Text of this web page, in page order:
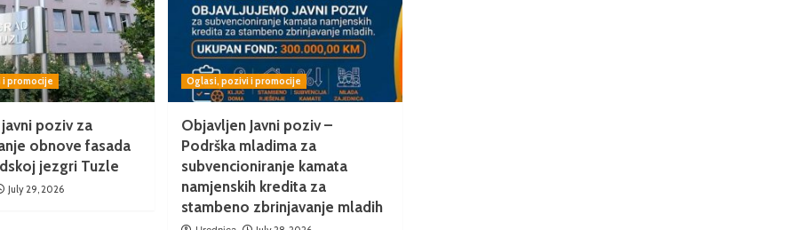
i promocije
poziv za
obnove fasada
jezgri Tuzle
July 29, 2026
Oglasi, pozivi i promocije
Objavljen Javni poziv –
Podrška mladima za
subvencioniranje kamata
namjenskih kredita za
stambeno zbrinjavanje mladih